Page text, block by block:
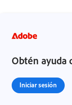
Obtén ayuda
Iniciar sesión